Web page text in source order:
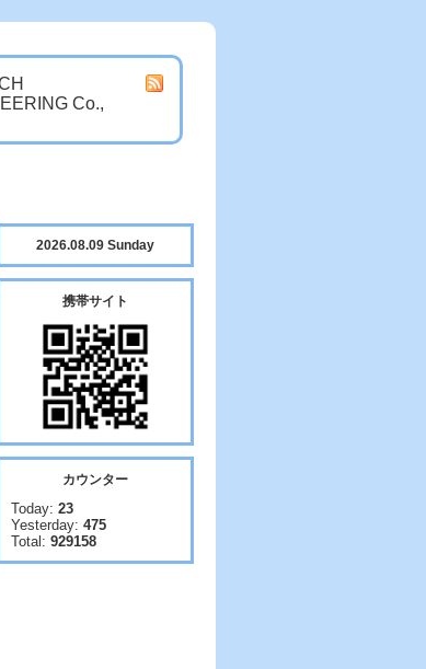
Co.,
2026.08.09 Sunday
携帯サイト
カウンター
Today: 23
Yesterday: 475
Total: 929158